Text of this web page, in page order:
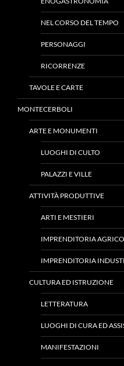
NEL CORSO DEL TEMPO
PERSONAGGI
RICORRENZE
TAVOLE E CARTE
MONTECERBOLI
ARTE E MONUMENTI
LUOGHI DI CULTO
PALAZZI E VILLE
ATTIVITÀ PRODUTTIVE
ARTI E MESTIERI
IMPRENDITORIA
IMPRENDITORIA
CULTURA ED ISTRUZIONE
LETTERATURA
LUOGHI DI CURA ED
MANIFESTAZIONI